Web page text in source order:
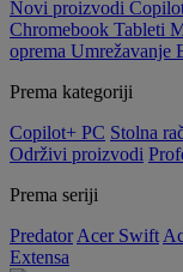
Novi proizvodi
Chromebook Tableti
oprema Umrežavanje
Prema kategoriji
Copilot+ PC Stolna
Održivi proizvodi
Prema seriji
Predator Acer Swift
Extensa